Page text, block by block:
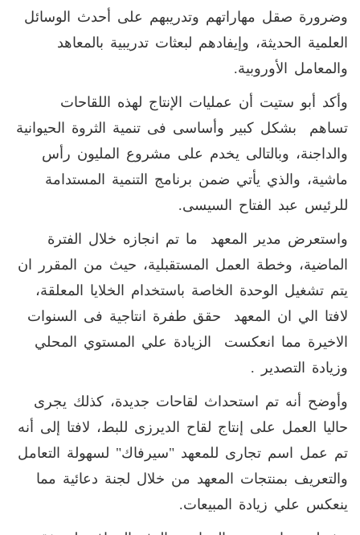
وضرورة صقل مهاراتهم وتدريبهم على أحدث الوسائل
العلمية الحديثة، وإيفادهم لبعثات تدريبية بالمعاهد
والمعامل الأوروبية.
وأكد أبو ستيت أن عمليات الإنتاج لهذه اللقاحات
تساهم بشكل كبير وأساسى فى تنمية الثروة الحيوانية
والداجنة، وبالتالى يخدم على مشروع المليون رأس
ماشية، والذي يأتي ضمن برنامج التنمية المستدامة
للرئيس عبد الفتاح السيسى.
واستعرض مدير المعهد ما تم انجازه خلال الفترة
الماضية، وخطة العمل المستقبلية، حيث من المقرر ان
يتم تشغيل الوحدة الخاصة باستخدام الخلايا المعلقة،
لافتا الي ان المعهد حقق طفرة انتاجية فى السنوات
اﻻخيرة مما انعكست الزيادة علي المستوي المحلي
وزيادة التصدير .
وأوضح أنه تم استحداث لقاحات جديدة، كذلك يجرى
حاليا العمل على إنتاج لقاح الديرزى للبط، لافتا إلى أنه
تم عمل اسم تجارى للمعهد "سيرفاك" لسهولة التعامل
والتعريف بمنتجات المعهد من خلال لجنة دعائية مما
ينعكس علي زيادة المبيعات.